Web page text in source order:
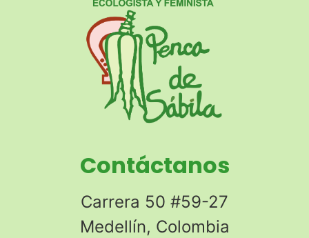
Contáctanos
Carrera 50 #59-27
Medellín, Colombia